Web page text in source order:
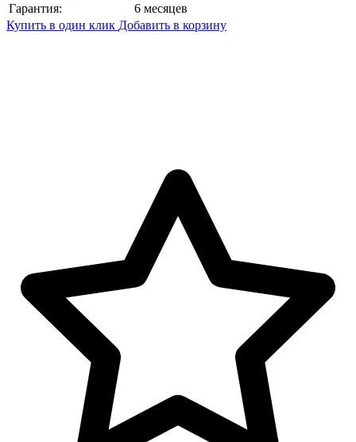
Гарантия:
6 месяцев
Купить в один клик Добавить в корзину